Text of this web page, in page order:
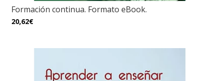
Formación continua. Formato eBook.
20,62€